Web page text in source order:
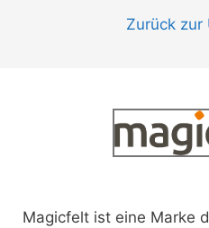
Zurück zur
Magicfelt ist eine Marke